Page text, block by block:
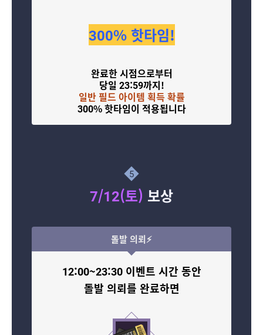
300% 핫타임!
완료한 시점으로부터
당일 23:59까지!
일반 필드 아이템 획득 확률
300% 핫타임이 적용됩니다
5
7/12(토) 보상
돌발 의뢰⚡
12:00~23:30 이벤트 시간 동안
돌발 의뢰를 완료하면